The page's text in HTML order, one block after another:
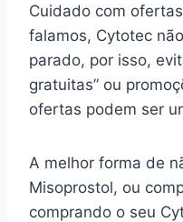
Cuidado com
falamos, Cytotec
parado, por isso,
gratuitas” ou
ofertas podem ser
A melhor forma de
Misoprostol, ou
comprando o seu